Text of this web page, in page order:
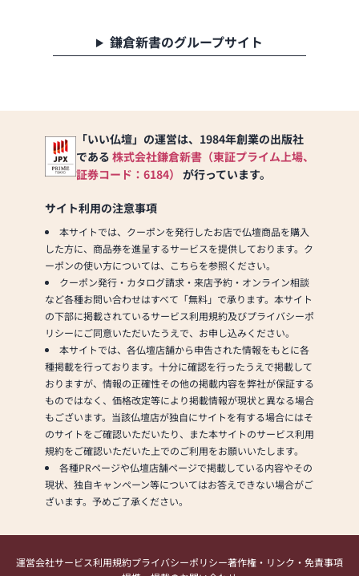
鎌倉新書のグループサイト
「いい仏壇」の運営は、1984年創業の出版社
である 株式会社鎌倉新書（東証プライム上場、
証券コード：6184） が行っています。
サイト利用の注意事項
本サイトでは、クーポンを発行したお店で仏壇商品を購入
した方に、商品券を進呈するサービスを提供しております。ク
ーポンの使い方については、こちらを参照ください。
クーポン発行・カタログ請求・来店予約・オンライン相談
など各種お問い合わせはすべて「無料」で承ります。本サイト
の下部に掲載されているサービス利用規約及びプライバシーポ
リシーにご同意いただいたうえで、お申し込みください。
本サイトでは、各仏壇店舗から申告された情報をもとに各
種掲載を行っております。十分に確認を行ったうえで掲載して
おりますが、情報の正確性その他の掲載内容を弊社が保証する
ものではなく、価格改定等により掲載情報が現状と異なる場合
もございます。当該仏壇店が独自にサイトを有する場合にはそ
のサイトをご確認いただいたり、また本サイトのサービス利用
規約をご確認いただいた上でのご利用をお願いいたします。
各種PRページや仏壇店舗ページで掲載している内容やその
現状、独自キャンペーン等についてはお答えできない場合がご
ざいます。予めご了承ください。
運営会社サービス利用規約プライバシーポリシー著作権・リンク・免責事項